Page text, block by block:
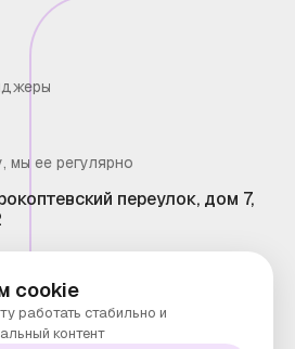
мы ее регулярно
переулок, дом 7,
2026 ©
материалов сайта без
cookie
работать стабильно и
контент